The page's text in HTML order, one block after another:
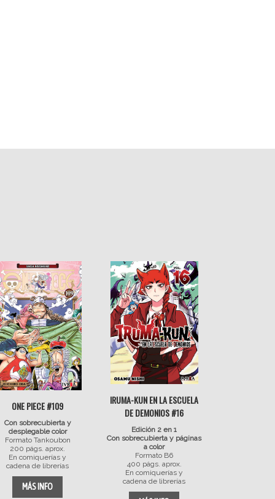
ONE PIECE #109
Con sobrecubierta y
desplegable color
Formato Tankoubon
200 págs. aprox.
En comiquerías y
cadena de librerías
MÁS INFO
IRUMA-KUN EN LA ESCUELA
DE DEMONIOS #16
Edición 2 en 1
Con sobrecubierta y páginas
a color
Formato B6
400 págs. aprox.
En comiquerías y
cadena de librerías